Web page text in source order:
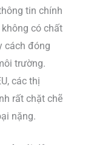
tin chính
có chất
cách đóng
trường.
các thị
rất chặt chẽ
nặng.